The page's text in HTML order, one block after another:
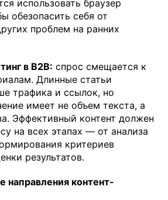
использовать браузер
обезопасить себя от
проблем на ранних
в B2B: спрос смещается к
Длинные статьи
трафика и ссылок, но
имеет не объем текста, а
Эффективный контент должен
на всех этапах — от анализа
критериев
результатов.
направления контент-